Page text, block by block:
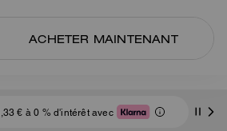
ACHETER MAINTENANT
€ à 0 % d'intérêt avec